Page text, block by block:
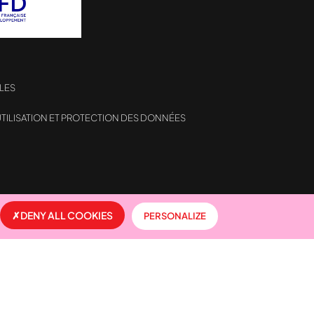
avec les réglementations. Personnalisez vos
ET PROTECTION DES DONNÉES
DENY ALL COOKIES PERSONALIZE